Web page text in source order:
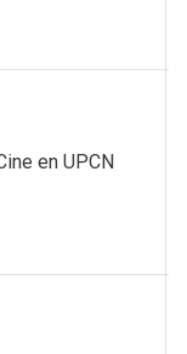
en UPCN